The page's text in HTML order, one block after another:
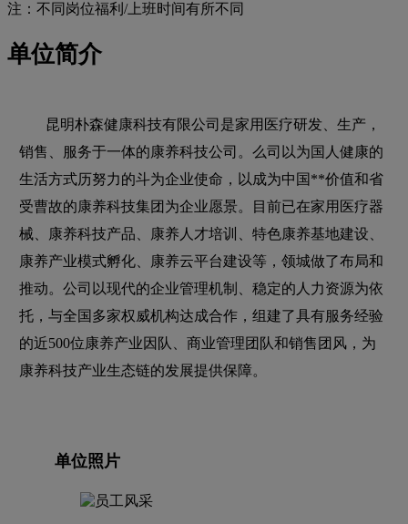
注：不同岗位福利/上班时间有所不同
单位简介
昆明朴森健康科技有限公司是家用医疗研发、生产，
销售、服务于一体的康养科技公司。么司以为国人健康的
生活方式历努力的斗为企业使命，以成为中国**价值和省
受曹故的康养科技集团为企业愿景。目前已在家用医疗器
械、康养科技产品、康养人才培训、特色康养基地建设、
康养产业模式孵化、康养云平台建设等，领城做了布局和
推动。公司以现代的企业管理机制、稳定的人力资源为依
托，与全国多家权威机构达成合作，组建了具有服务经验
的近500位康养产业因队、商业管理团队和销售团风，为
康养科技产业生态链的发展提供保障。
单位照片